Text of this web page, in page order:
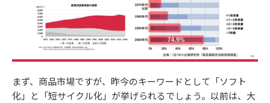
まず、商品市場ですが、昨今のキーワードとして「ソフト
化」と「短サイクル化」が挙げられるでしょう。以前は、大